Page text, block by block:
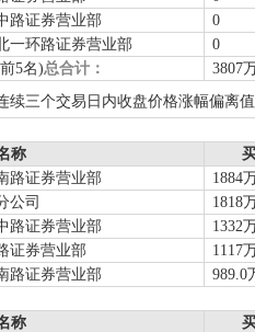
路证券营业部
0
一环路证券营业部
0
5名)总合计： 3807
续三个交易日内收盘价格涨幅偏离
称
路证券营业部
1884
公司
1818
路证券营业部
1332
证券营业部
1117
路证券营业部
989.0
称